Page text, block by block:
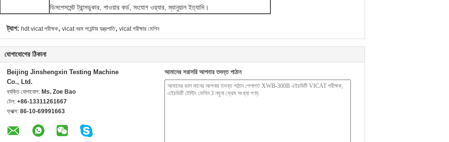
ডিসপেসমেন্ট ট্রান্সডুকার, পাওয়ার কর্ড, সংযোগ ওয়্যার, ম্যানুয়াল ইত্যাদি।
ট্যাগ: hdt vicat পরীক্ষক, vicat নরম পয়েন্টার যন্ত্রপাতি, vicat পরীক্ষার মেশিন
যোগাযোগের ঠিকানা
Beijing Jinshengxin Testing Machine
Co., Ltd.
ব্যক্তি যোগাযোগ: Ms. Zoe Bao
টেল: +86-13311261667
ফ্যাক্স: 86-10-69991663
আমাদের সরাসরি আপনার তদন্ত পাঠান